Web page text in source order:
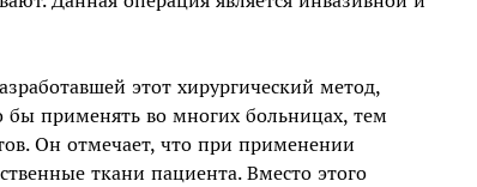
этот хирургический метод,
применять во многих больницах, тем
Он отмечает, что при применении
ткани пациента. Вместо этого